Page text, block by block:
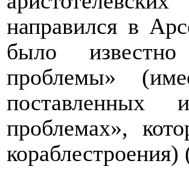
направился в
было известно
проблемы»
поставленных
проблемах»,